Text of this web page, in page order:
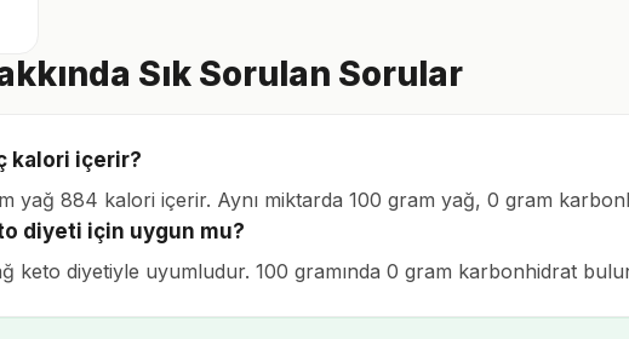
Sık Sorulan Sorular
kalori içerir?
yağ 884 kalori içerir. Aynı miktarda 100 gram yağ, 0 gram
diyeti için uygun mu?
keto diyetiyle uyumludur. 100 gramında 0 gram karbonhidrat